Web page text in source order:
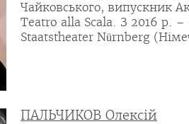
Чайковського, випускник
Teatro alla Scala. З 2016 р. –
Staatstheater Nürnberg
ПАЛЬЧИКОВ Олексій